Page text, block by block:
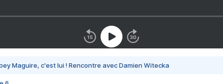
Maguire, c'est lui ! Rencontre avec Damien Witecka